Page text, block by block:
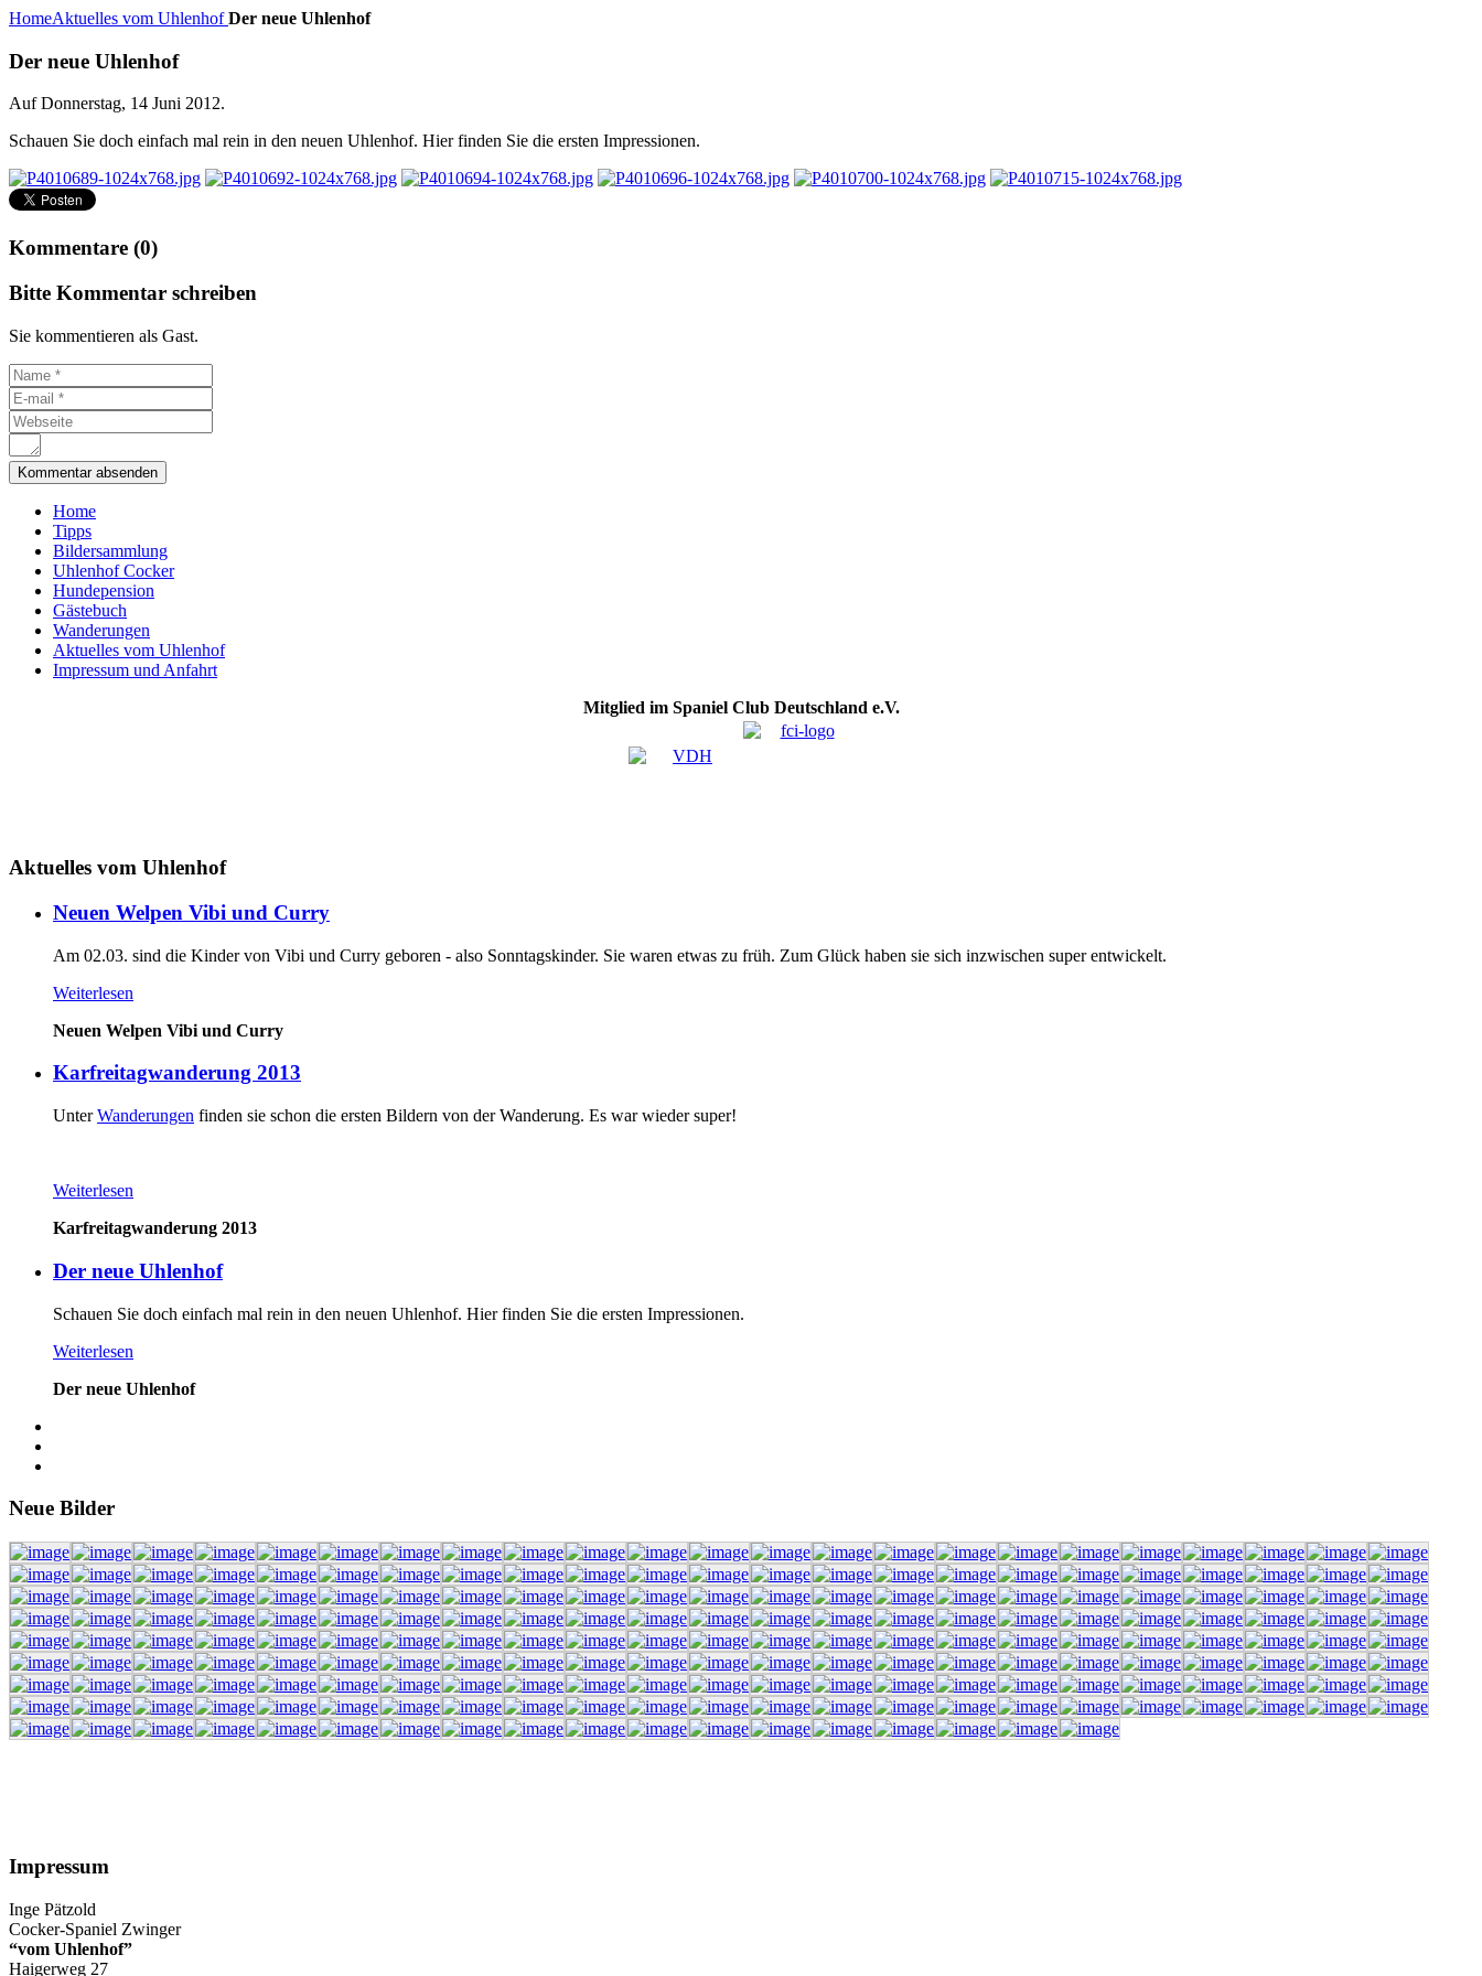
HomeAktuelles vom UhlenhofDer neue Uhlenhof
Der neue Uhlenhof
Auf Donnerstag, 14 Juni 2012.
Schauen Sie doch einfach mal rein in den neuen Uhlenhof. Hier finden Sie die ersten Impressionen.
Kommentare (0)
Bitte Kommentar schreiben
Sie kommentieren als Gast.
Home
Tipps
Bildersammlung
Uhlenhof Cocker
Hundepension
Gästebuch
Wanderungen
Aktuelles vom Uhlenhof
Impressum und Anfahrt
Mitglied im Spaniel Club Deutschland e.V.
Aktuelles vom Uhlenhof
Neuen Welpen Vibi und Curry
Am 02.03. sind die Kinder von Vibi und Curry geboren - also Sonntagskinder. Sie waren etwas zu früh. Zum Glück haben sie sich inzwischen super entwickelt.
Weiterlesen
Neuen Welpen Vibi und Curry
Karfreitagwanderung 2013
UnterWanderungen finden sie schon die ersten Bildern von der Wanderung. Es war wieder super!
Weiterlesen
Karfreitagwanderung 2013
Der neue Uhlenhof
Schauen Sie doch einfach mal rein in den neuen Uhlenhof. Hier finden Sie die ersten Impressionen.
Weiterlesen
Der neue Uhlenhof
Neue Bilder
Impressum
Inge Pätzold
Cocker-Spaniel Zwinger
“vom Uhlenhof”
Haigerweg 27